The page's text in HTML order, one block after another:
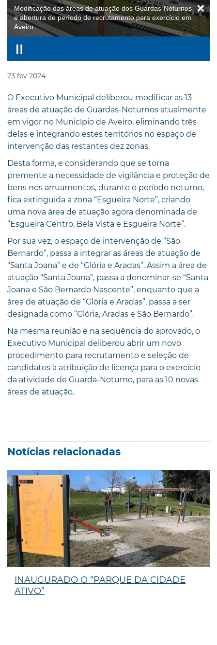
Modificação das áreas de atuação dos Guardas-Noturnos
e abertura de período de recrutamento para exercício em
Aveiro
23 fev 2024
O Executivo Municipal deliberou modificar as 13
áreas de atuação de Guardas-Noturnos atualmente
em vigor no Município de Aveiro, eliminando três
delas e integrando estes territórios no espaço de
intervenção das restantes dez zonas.
Desta forma, e considerando que se torna
premente a necessidade de vigilância e proteção de
bens nos arruamentos, durante o período noturno,
fica extinguida a zona “Esgueira Norte”, criando
uma nova área de atuação agora denominada de
“Esgueira Centro, Bela Vista e Esgueira Norte”.
Por sua vez, o espaço de intervenção de “São
Bernardo”, passa a integrar as áreas de atuação de
“Santa Joana” e de “Glória e Aradas”. Assim a área de
atuação “Santa Joana”, passa a denominar-se “Santa
Joana e São Bernardo Nascente”, enquanto que a
área de atuação de “Glória e Aradas”, passa a ser
designada como “Glória, Aradas e São Bernardo”.
Na mesma reunião e na sequência do aprovado, o
Executivo Municipal deliberou abrir um novo
procedimento para recrutamento e seleção de
candidatos à atribuição de licença para o exercício
da atividade de Guarda-Noturno, para as 10 novas
áreas de atuação.
Notícias relacionadas
INAUGURADO O “PARQUE DA CIDADE
ATIVO”